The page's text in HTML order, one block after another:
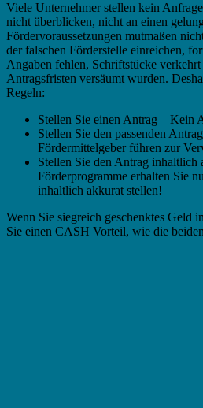
Viele Unternehmer stellen kein
nicht überblicken, nicht an einen
Fördervoraussetzungen mutmaßen
der falschen Förderstelle einreichen,
Angaben fehlen, Schriftstücke
Antragsfristen versäumt wurden.
Regeln:
Stellen Sie einen Antrag – Kein
Stellen Sie den passenden
Fördermittelgeber führen zur
Stellen Sie den Antrag inhaltlich
Förderprogramme erhalten Sie
inhaltlich akkurat stellen!
Wenn Sie siegreich geschenktes Geld
Sie einen CASH Vorteil, wie die